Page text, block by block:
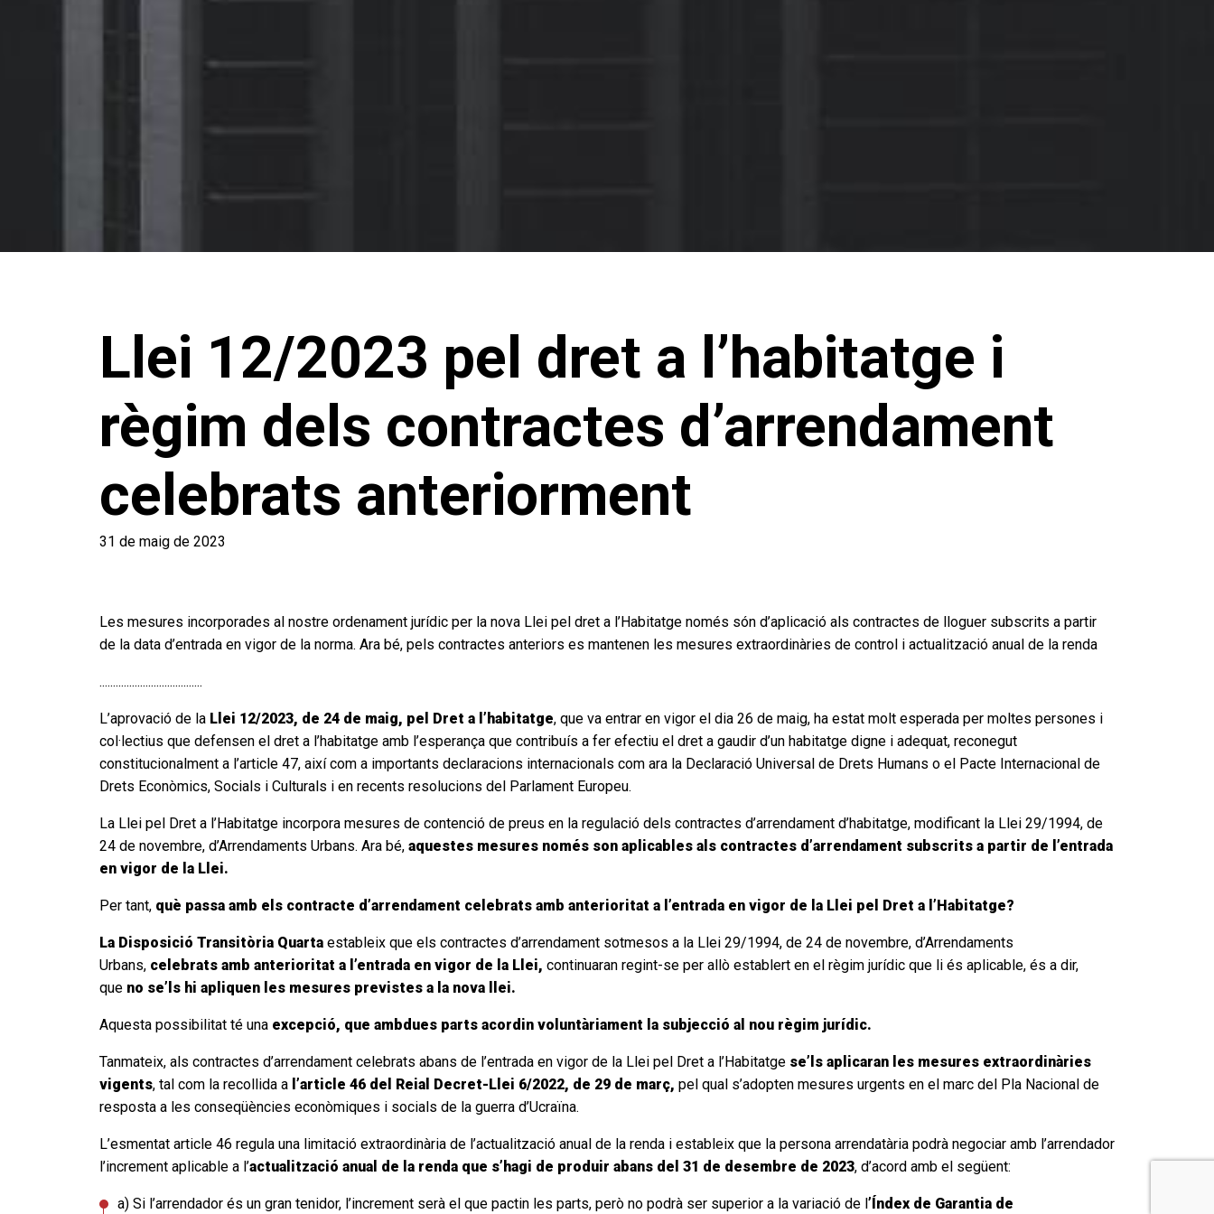
Llei 12/2023 pel dret a l’habitatge i
règim dels contractes d’arrendament
celebrats anteriorment
31 de maig de 2023
Les mesures incorporades al nostre ordenament jurídic per la nova Llei pel dret a l’Habitatge només són d’aplicació als contractes de lloguer subscrits a partir
de la data d’entrada en vigor de la norma. Ara bé, pels contractes anteriors es mantenen les mesures extraordinàries de control i actualització anual de la renda
......................................
L’aprovació de la Llei 12/2023, de 24 de maig, pel Dret a l’habitatge, que va entrar en vigor el dia 26 de maig, ha estat molt esperada per moltes persones i
col·lectius que defensen el dret a l’habitatge amb l’esperança que contribuís a fer efectiu el dret a gaudir d’un habitatge digne i adequat, reconegut
constitucionalment a l’article 47, així com a importants declaracions internacionals com ara la Declaració Universal de Drets Humans o el Pacte Internacional de
Drets Econòmics, Socials i Culturals i en recents resolucions del Parlament Europeu.
La Llei pel Dret a l’Habitatge incorpora mesures de contenció de preus en la regulació dels contractes d’arrendament d’habitatge, modificant la Llei 29/1994, de
24 de novembre, d’Arrendaments Urbans. Ara bé, aquestes mesures només son aplicables als contractes d’arrendament subscrits a partir de l’entrada
en vigor de la Llei.
Per tant, què passa amb els contracte d’arrendament celebrats amb anterioritat a l’entrada en vigor de la Llei pel Dret a l’Habitatge?
La Disposició Transitòria Quarta estableix que els contractes d’arrendament sotmesos a la Llei 29/1994, de 24 de novembre, d’Arrendaments
Urbans, celebrats amb anterioritat a l’entrada en vigor de la Llei, continuaran regint-se per allò establert en el règim jurídic que li és aplicable, és a dir,
que no se’ls hi apliquen les mesures previstes a la nova llei.
Aquesta possibilitat té una excepció, que ambdues parts acordin voluntàriament la subjecció al nou règim jurídic.
Tanmateix, als contractes d’arrendament celebrats abans de l’entrada en vigor de la Llei pel Dret a l’Habitatge se’ls aplicaran les mesures extraordinàries
vigents, tal com la recollida a l’article 46 del Reial Decret-Llei 6/2022, de 29 de març, pel qual s’adopten mesures urgents en el marc del Pla Nacional de
resposta a les conseqüències econòmiques i socials de la guerra d’Ucraïna.
L’esmentat article 46 regula una limitació extraordinària de l’actualització anual de la renda i estableix que la persona arrendatària podrà negociar amb l’arrendador
l’increment aplicable a l’actualització anual de la renda que s’hagi de produir abans del 31 de desembre de 2023, d’acord amb el següent:
a) Si l’arrendador és un gran tenidor, l’increment serà el que pactin les parts, però no podrà ser superior a la variació de l ’Índex de Garantia de